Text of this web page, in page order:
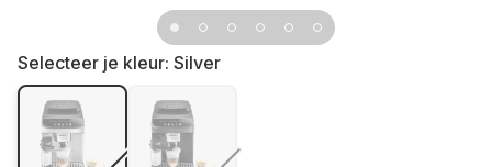
Selecteer je kleur: Silver